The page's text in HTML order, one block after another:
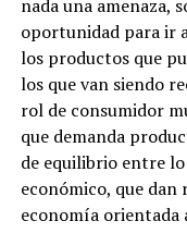
nada una amenaza,
oportunidad para ir
los productos que
los que van siendo
rol de consumidor
que demanda
de equilibrio entre
económico, que dan
economía orientada